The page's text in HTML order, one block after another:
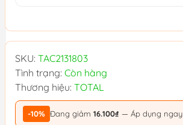
SKU: TAC2131803
Tình trạng: Còn hàng
Thương hiệu: TOTAL
-10% Đang giảm 16.100₫ — Áp dụng ngay